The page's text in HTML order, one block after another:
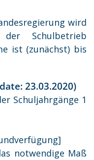
wird
Schulbetrieb
ist (zunächst) bis
23.03.2020)
Schuljahrgänge 1
notwendige Maß